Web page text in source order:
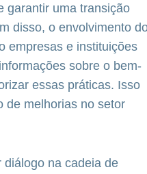
garantir uma transição
disso, o envolvimento
empresas e instituições
sobre o bem-
essas práticas. Isso
de melhorias no setor
diálogo na cadeia de